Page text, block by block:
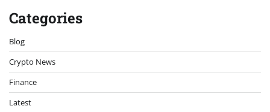
Categories
Blog
Crypto News
Finance
Latest